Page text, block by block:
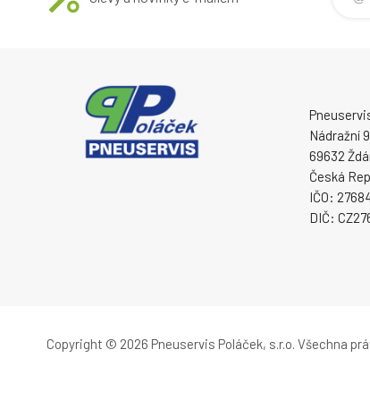
Nádražní
69632
Česká
IČO:
DIČ:
Copyright © 2026 Pneuservis Poláček, s.r.o. Všechna